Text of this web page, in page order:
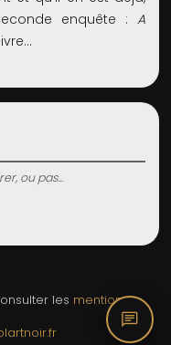
enquête :A
ou pas...
chat
les mentions